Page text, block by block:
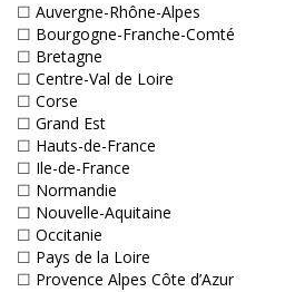
☐ Auvergne-Rhône-Alpes
☐ Bourgogne-Franche-Comté
☐ Bretagne
☐ Centre-Val de Loire
☐ Corse
☐ Grand Est
☐ Hauts-de-France
☐ Ile-de-France
☐ Normandie
☐ Nouvelle-Aquitaine
☐ Occitanie
☐ Pays de la Loire
☐ Provence Alpes Côte d’Azur